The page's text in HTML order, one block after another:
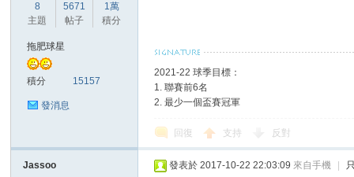
8
主題
5671
帖子
1萬
積分
拖肥球星
積分 15157
發消息
2021-22 球季目標：
1. 聯賽前6名
2. 最少一個盃賽冠軍
回復 支持 反對
Jassoo 發表於 2017-10-22 22:03:09 來自手機